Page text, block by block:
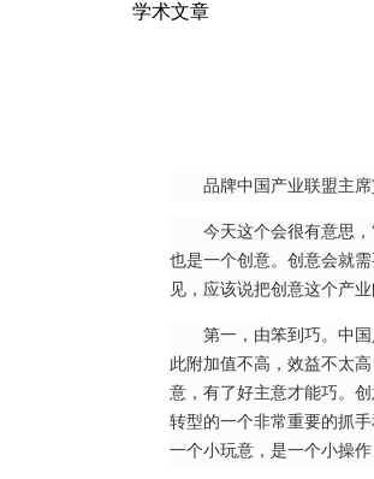
学术文章
品牌中国产业联盟主席
今天这个会很有意思
也是一个创意。创意会就
见，应该说把创意这个产
第一，由笨到巧。中
此附加值不高，效益不太
意，有了好主意才能巧。
转型的一个非常重要的抓
一个小玩意，是一个小操作